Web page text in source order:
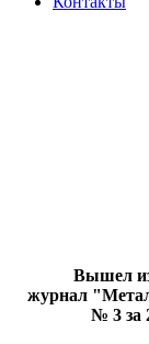
Вышел
журнал
№ 3 за